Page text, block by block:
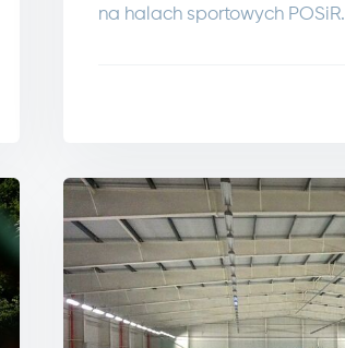
na halach sportowych POSiR.